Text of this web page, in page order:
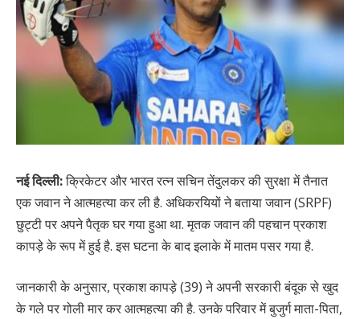
नई दिल्ली:क्रिकेटर और भारत रत्न सचिन तेंदुलकर की सुरक्षा में तैनात
एक जवान ने आत्महत्या कर ली है. अधिकरयियों ने बताया जवान (SRPF)
छुट्टी पर अपने पैतृक घर गया हुआ था. मृतक जवान की पहचान प्रकाश
कापड़े के रूप में हुई है. इस घटना के बाद इलाके में मातम पसर गया है.
जानकारी के अनुसार, प्रकाश कापड़े (39) ने अपनी सरकारी बंदूक से खुद
के गले पर गोली मार कर आत्महत्या की है. उनके परिवार में बुजुर्ग माता-पिता,